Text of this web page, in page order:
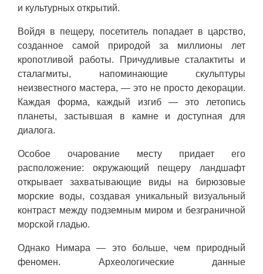
и культурных открытий.
Войдя в пещеру, посетитель попадает в царство,
созданное самой природой за миллионы лет
кропотливой работы. Причудливые сталактиты и
сталагмиты, напоминающие скульптуры
неизвестного мастера, — это не просто декорации.
Каждая форма, каждый изгиб — это летопись
планеты, застывшая в камне и доступная для
диалога.
Особое очарование месту придает его
расположение: окружающий пещеру ландшафт
открывает захватывающие виды на бирюзовые
морские воды, создавая уникальный визуальный
контраст между подземным миром и безграничной
морской гладью.
Однако Нимара — это больше, чем природный
феномен. Археологические данные